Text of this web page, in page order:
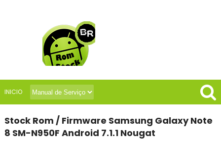
INICIO
Stock Rom / Firmware Samsung Galaxy Note
8 SM-N950F Android 7.1.1 Nougat